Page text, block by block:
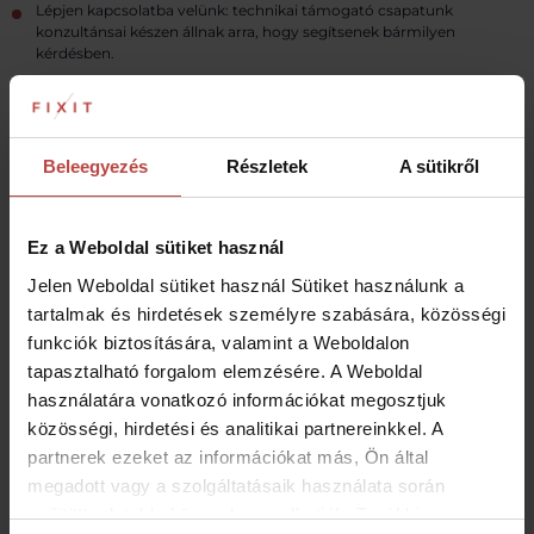
Beleegyezés Részletek A sütikről
Ez a Weboldal sütiket használ
Jelen Weboldal sütiket használ Sütiket használunk a
tartalmak és hirdetések személyre szabására, közösségi
funkciók biztosítására, valamint a Weboldalon
tapasztalható forgalom elemzésére. A Weboldal
használatára vonatkozó információkat megosztjuk
közösségi, hirdetési és analitikai partnereinkkel. A
partnerek ezeket az információkat más, Ön által
megadott vagy a szolgáltatásaik használata során
gyűjtött adatokkal összekapcsolhatják. További
Lépjen kapcsolatba velünk: technikai támogató csapatunk
konzultánsai készen állnak arra, hogy segítsenek bármilyen
kérdésben.
Tudjon meg többet
REKLAMÁCIÓS FOLYAMAT
Lépésről lépésre – így egyszerűen javíthatja meg
készülékét a Fixit-tel!
1
Javítási megbízás regisztrálása online
Töltse ki az egyszerű regisztrációs űrlapot, csak
néhány alapvető információra van szükségünk a
javítási folyamat elindításához.
2
A Fixit előzetesen ellenőrzi a megbízását